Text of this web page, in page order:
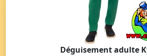
Déguisement adulte